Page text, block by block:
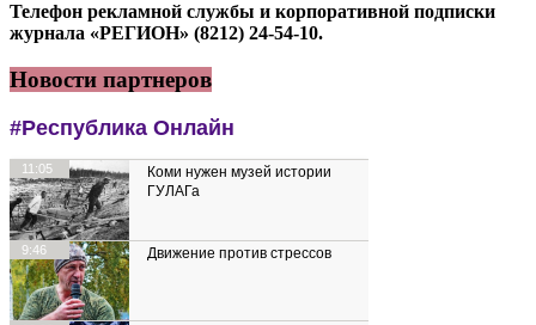
Телефон рекламной службы и корпоративной подписки
журнала «РЕГИОН» (8212) 24-54-10.
Новости партнеров